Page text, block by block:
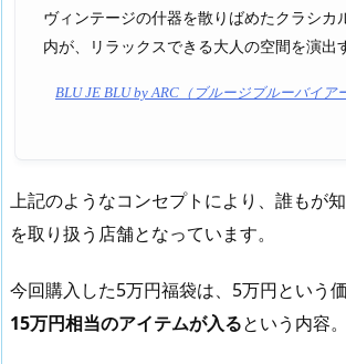
ヴィンテージの什器を散りばめたクラシカ
内が、リラックスできる大人の空間を演出
BLU JE BLU by ARC（ブルージブルーバイア
上記のようなコンセプトにより、誰もが
を取り扱う店舗となっています。
今回購入した5万円福袋は、5万円という
15万円相当のアイテムが入るという内容。